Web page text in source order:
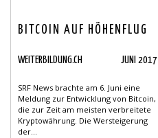
BITCOIN AUF HÖHENFLUG
WEITERBILDUNG.CH JUNI 2017
SRF News brachte am 6. Juni eine
Meldung zur Entwicklung von Bitcoin,
die zur Zeit am meisten verbreitete
Kryptowährung. Die Wersteigerung
der...